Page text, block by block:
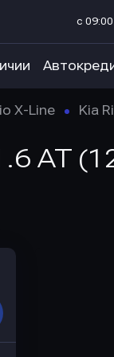
с
X-Line Kia
AT